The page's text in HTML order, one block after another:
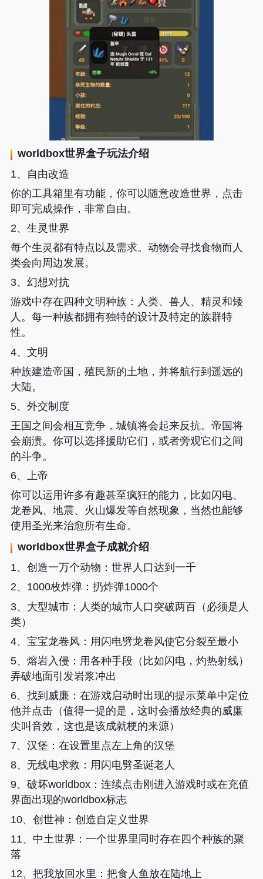
worldbox世界盒子玩法介绍
1、自由改造
你的工具箱里有功能，你可以随意改造世界，点击
即可完成操作，非常自由。
2、生灵世界
每个生灵都有特点以及需求。动物会寻找食物而人
类会向周边发展。
3、幻想对抗
游戏中存在四种文明种族：人类、兽人、精灵和矮
人。每一种族都拥有独特的设计及特定的族群特
性。
4、文明
种族建造帝国，殖民新的土地，并将航行到遥远的
大陆。
5、外交制度
王国之间会相互竞争，城镇将会起来反抗。帝国将
会崩溃。你可以选择援助它们，或者旁观它们之间
的斗争。
6、上帝
你可以运用许多有趣甚至疯狂的能力，比如闪电、
龙卷风、地震、火山爆发等自然现象，当然也能够
使用圣光来治愈所有生命。
worldbox世界盒子成就介绍
1、 创造一万个动物 ：世界人口达到一千
2、 1000枚炸弹：扔炸弹1000个
3、 大型城市：人类的城市人口突破两百（必须是人
类）
4、 宝宝龙卷风：用闪电劈龙卷风使它分裂至最小
5、 熔岩入侵 ：用各种手段（比如闪电，灼热射线）
弄破地面引发岩浆冲出
6、 找到威廉：在游戏启动时出现的提示菜单中定位
他并点击（值得一提的是，这时会播放经典的威廉
尖叫音效，这也是该成就梗的来源）
7、 汉堡 ：在设置里点左上角的汉堡
8、 无线电求救 ：用闪电劈圣诞老人
9、 破坏worldbox：连续点击刚进入游戏时或在充值
界面出现的worldbox标志
10、 创世神 ：创造自定义世界
11、 中土世界 ：一个世界里同时存在四个种族的聚
落
12、 把我放回水里 ：把食人鱼放在陆地上